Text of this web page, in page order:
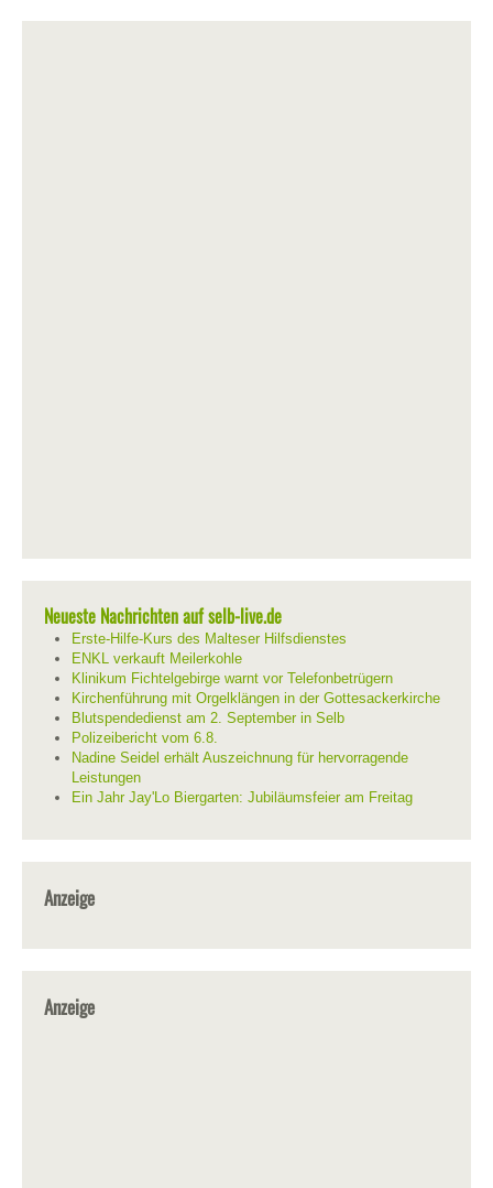
Neueste Nachrichten auf selb-live.de
Erste-Hilfe-Kurs des Malteser Hilfsdienstes
ENKL verkauft Meilerkohle
Klinikum Fichtelgebirge warnt vor Telefonbetrügern
Kirchenführung mit Orgelklängen in der Gottesackerkirche
Blutspendedienst am 2. September in Selb
Polizeibericht vom 6.8.
Nadine Seidel erhält Auszeichnung für hervorragende
Leistungen
Ein Jahr Jay'Lo Biergarten: Jubiläumsfeier am Freitag
Anzeige
Anzeige